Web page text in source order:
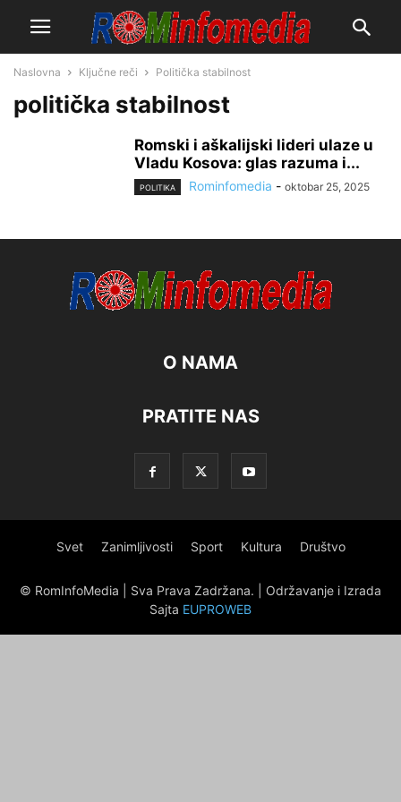
Naslovna Ključne reči Politička stabilnost
politička stabilnost
Romski i aškalijski lideri ulaze u
Vladu Kosova: glas razuma i...
POLITIKA Rominfomedia - oktobar 25, 2025
O NAMA
PRATITE NAS
Svet Zanimljivosti Sport Kultura Društvo
© RomInfoMedia | Sva Prava Zadržana. | Održavanje i Izrada
Sajta EUPROWEB